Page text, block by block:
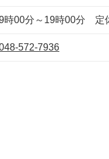
時00分～19時00分 定
572-7936